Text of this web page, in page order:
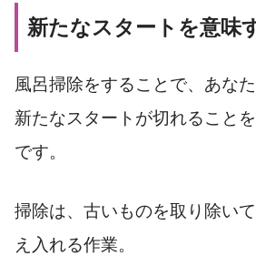
新たなスタートを意味
風呂掃除をすることで、あな
新たなスタートが切れること
です。
掃除は、古いものを取り除い
え入れる作業。